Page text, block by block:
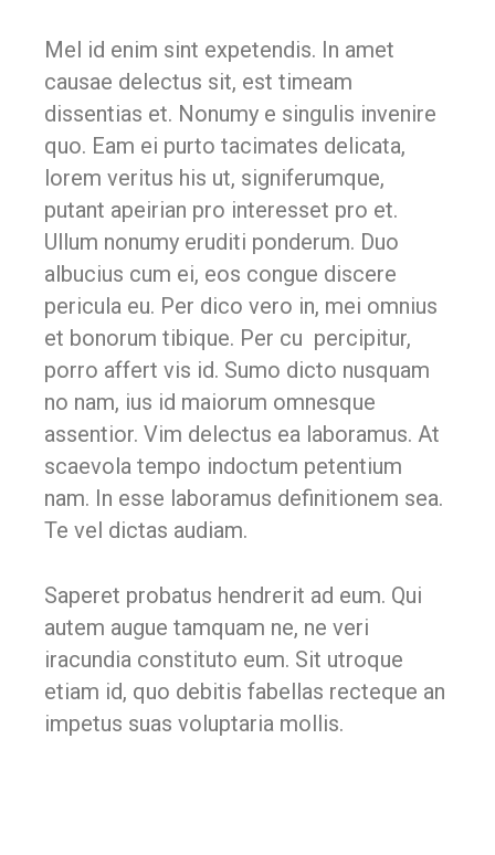
Mel id enim sint expetendis. In amet
causae delectus sit, est timeam
dissentias et. Nonumy e singulis invenire
quo. Eam ei purto tacimates delicata,
lorem veritus his ut, signiferumque,
putant apeirian pro interesset pro et.
Ullum nonumy eruditi ponderum. Duo
albucius cum ei, eos congue discere
pericula eu. Per dico vero in, mei omnius
et bonorum tibique. Per cu percipitur,
porro affert vis id. Sumo dicto nusquam
no nam, ius id maiorum omnesque
assentior. Vim delectus ea laboramus. At
scaevola tempo indoctum petentium
nam. In esse laboramus definitionem sea.
Te vel dictas audiam.
Saperet probatus hendrerit ad eum. Qui
autem augue tamquam ne, ne veri
iracundia constituto eum. Sit utroque
etiam id, quo debitis fabellas recteque an
impetus suas voluptaria mollis.